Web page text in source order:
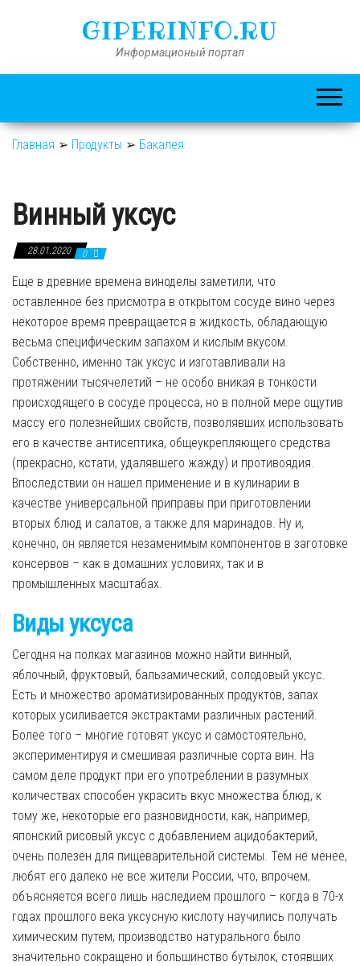
GIPERINFO.RU
Информационый портал
Главная ➢ Продукты ➢ Бакалея
Винный уксус
28.01.2020 0
Еще в древние времена виноделы заметили, что
оставленное без присмотра в открытом сосуде вино через
некоторое время превращается в жидкость, обладающую
весьма специфическим запахом и кислым вкусом.
Собственно, именно так уксус и изготавливали на
протяжении тысячелетий – не особо вникая в тонкости
происходящего в сосуде процесса, но в полной мере ощутив
массу его полезнейших свойств, позволявших использовать
его в качестве антисептика, общеукрепляющего средства
(прекрасно, кстати, удалявшего жажду) и противоядия.
Впоследствии он нашел применение и в кулинарии в
качестве универсальной приправы при приготовлении
вторых блюд и салатов, а также для маринадов. Ну и,
конечно, он является незаменимым компонентов в заготовке
консервов – как в домашних условиях, так и в
промышленных масштабах.
Виды уксуса
Сегодня на полках магазинов можно найти винный,
яблочный, фруктовый, бальзамический, солодовый уксус.
Есть и множество ароматизированных продуктов, запах
которых усиливается экстрактами различных растений.
Более того – многие готовят уксус и самостоятельно,
экспериментируя и смешивая различные сорта вин. На
самом деле продукт при его употреблении в разумных
количествах способен украсить вкус множества блюд, к
тому же, некоторые его разновидности, как, например,
японский рисовый уксус с добавлением ацидобактерий,
очень полезен для пищеварительной системы. Тем не менее,
любят его далеко не все жители России, что, впрочем,
объясняется всего лишь наследием прошлого – когда в 70-х
годах прошлого века уксусную кислоту научились получать
химическим путем, производство натурального было
значительно сокращено и большинство бутылок, стоявших